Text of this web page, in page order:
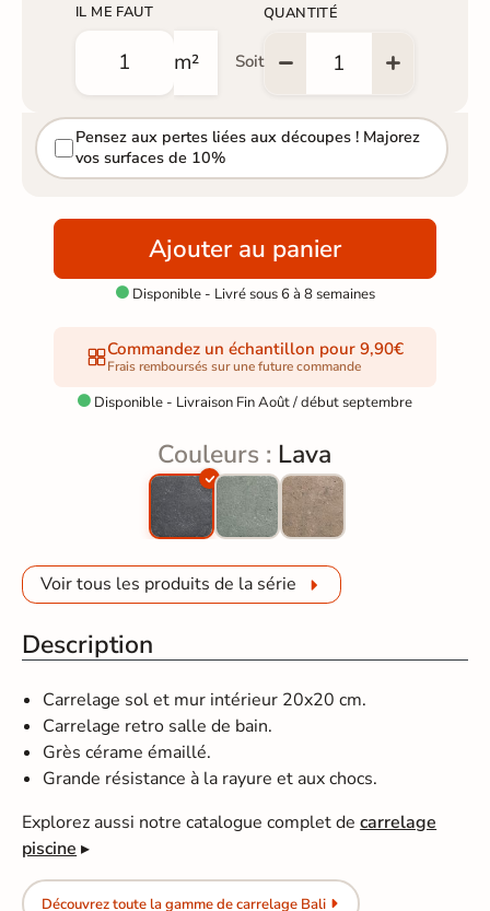
IL ME FAUT
m² Soit
QUANTITÉ
Pensez aux pertes liées aux découpes ! Majorez
vos surfaces de 10%
Ajouter au panier
Disponible - Livré sous 6 à 8 semaines
Commandez un échantillon pour 9,90€
Frais remboursés sur une future commande
 Disponible - Livraison Fin Août / début septembre
Couleurs : Lava
Voir tous les produits de la série
Description
Carrelage sol et mur intérieur 20x20 cm.
Carrelage retro salle de bain.
Grès cérame émaillé.
Grande résistance à la rayure et aux chocs.
Explorez aussi notre catalogue complet decarrelage
piscine ▸
Découvrez toute la gamme de carrelage Bali